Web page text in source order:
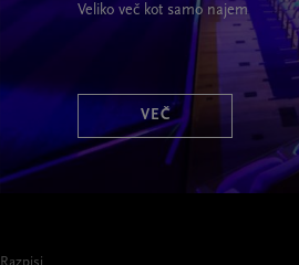
Veliko več kot samo najem
VEČ
Razpisi